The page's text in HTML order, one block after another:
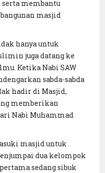
serta membantu
masjid
hanya untuk
juga datang ke
Ketika Nabi SAW
sabda-sabda
hadir di Masjid,
memberikan
Nabi Muhammad
masjid untuk
dua kelompok
sedang sibuk